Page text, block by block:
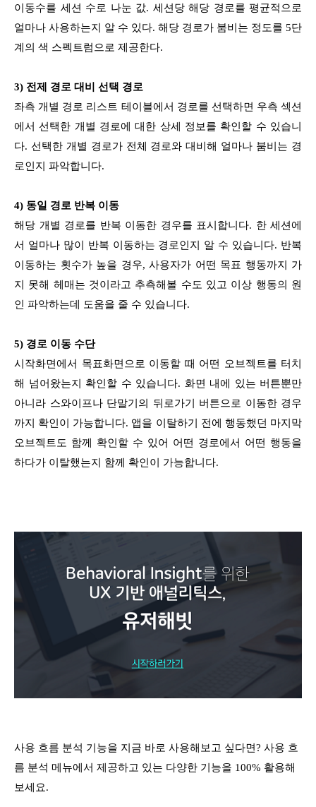
이동수를 세션 수로 나눈 값. 세션당 해당 경로를 평균적으로
얼마나 사용하는지 알 수 있다. 해당 경로가 붐비는 정도를 5단
계의 색 스펙트럼으로 제공한다.
3) 전제 경로 대비 선택 경로
좌측 개별 경로 리스트 테이블에서 경로를 선택하면 우측 섹션
에서 선택한 개별 경로에 대한 상세 정보를 확인할 수 있습니
다. 선택한 개별 경로가 전체 경로와 대비해 얼마나 붐비는 경
로인지 파악합니다.
4) 동일 경로 반복 이동
해당 개별 경로를 반복 이동한 경우를 표시합니다. 한 세션에
서 얼마나 많이 반복 이동하는 경로인지 알 수 있습니다. 반복
이동하는 횟수가 높을 경우, 사용자가 어떤 목표 행동까지 가
지 못해 헤매는 것이라고 추측해볼 수도 있고 이상 행동의 원
인 파악하는데 도움을 줄 수 있습니다.
5) 경로 이동 수단
시작화면에서 목표화면으로 이동할 때 어떤 오브젝트를 터치
해 넘어왔는지 확인할 수 있습니다. 화면 내에 있는 버튼뿐만
아니라 스와이프나 단말기의 뒤로가기 버튼으로 이동한 경우
까지 확인이 가능합니다. 앱을 이탈하기 전에 행동했던 마지막
오브젝트도 함께 확인할 수 있어 어떤 경로에서 어떤 행동을
하다가 이탈했는지 함께 확인이 가능합니다.
사용 흐름 분석 기능을 지금 바로 사용해보고 싶다면? 사용 흐
름 분석 메뉴에서 제공하고 있는 다양한 기능을 100% 활용해
보세요.